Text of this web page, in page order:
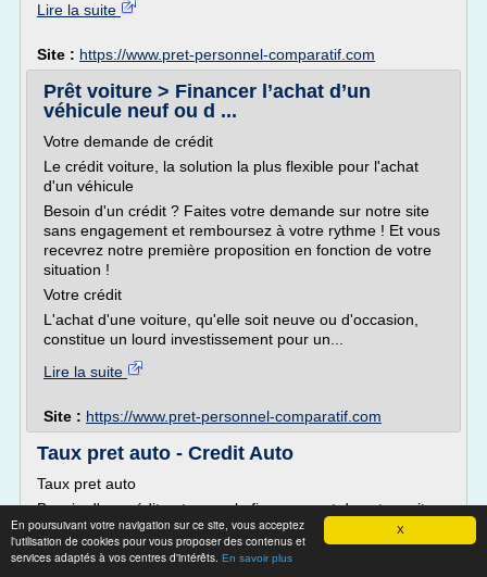
X
En poursuivant votre navigation sur ce site, vous acceptez
l'utilisation de cookies pour vous proposer des contenus et
services adaptés à vos centres d'intérêts. En savoir plus
Lire la suite
Site : https://www.pret-personnel-comparatif.com
Prêt voiture > Financer l’achat d’un
véhicule neuf ou d ...
Votre demande de crédit
Le crédit voiture, la solution la plus flexible pour l'achat
d'un véhicule
Besoin d'un crédit ? Faites votre demande sur notre site
sans engagement et remboursez à votre rythme ! Et vous
recevrez notre première proposition en fonction de votre
situation !
Votre crédit
L'achat d'une voiture, qu'elle soit neuve ou d'occasion,
constitue un lourd investissement pour un...
Lire la suite
Site : https://www.pret-personnel-comparatif.com
Taux pret auto - Credit Auto
Taux pret auto
Besoin d'un crédit auto pour le financement de votre voiture
?
N'hésitez pas à utiliser ce simulateur de crédit auto pour